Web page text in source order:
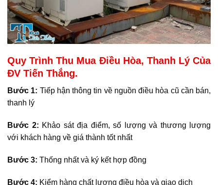
Quy Trình Thu Mua Điều Hòa, Thanh Lý Của
ĐV Tiến Thắng.
Bước 1: Tiếp hận thông tin về nguồn điều hòa cũ cần bán,
thanh lý
Bước 2: Khảo sát địa điểm, số lượng và thương lượng
với khách hàng về giá thành tốt nhất
Bước 3: Thống nhất và ký kết hợp đồng
Bước 4: Kiểm hàng chất lượng điều hòa và giao dịch